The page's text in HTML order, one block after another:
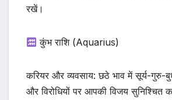
रखें।
कुंभ राशि (Aquarius)
करियर और व्यवसाय: छठे भाव में सूर्य-
और विरोधियों पर आपकी विजय सुनिश्चित